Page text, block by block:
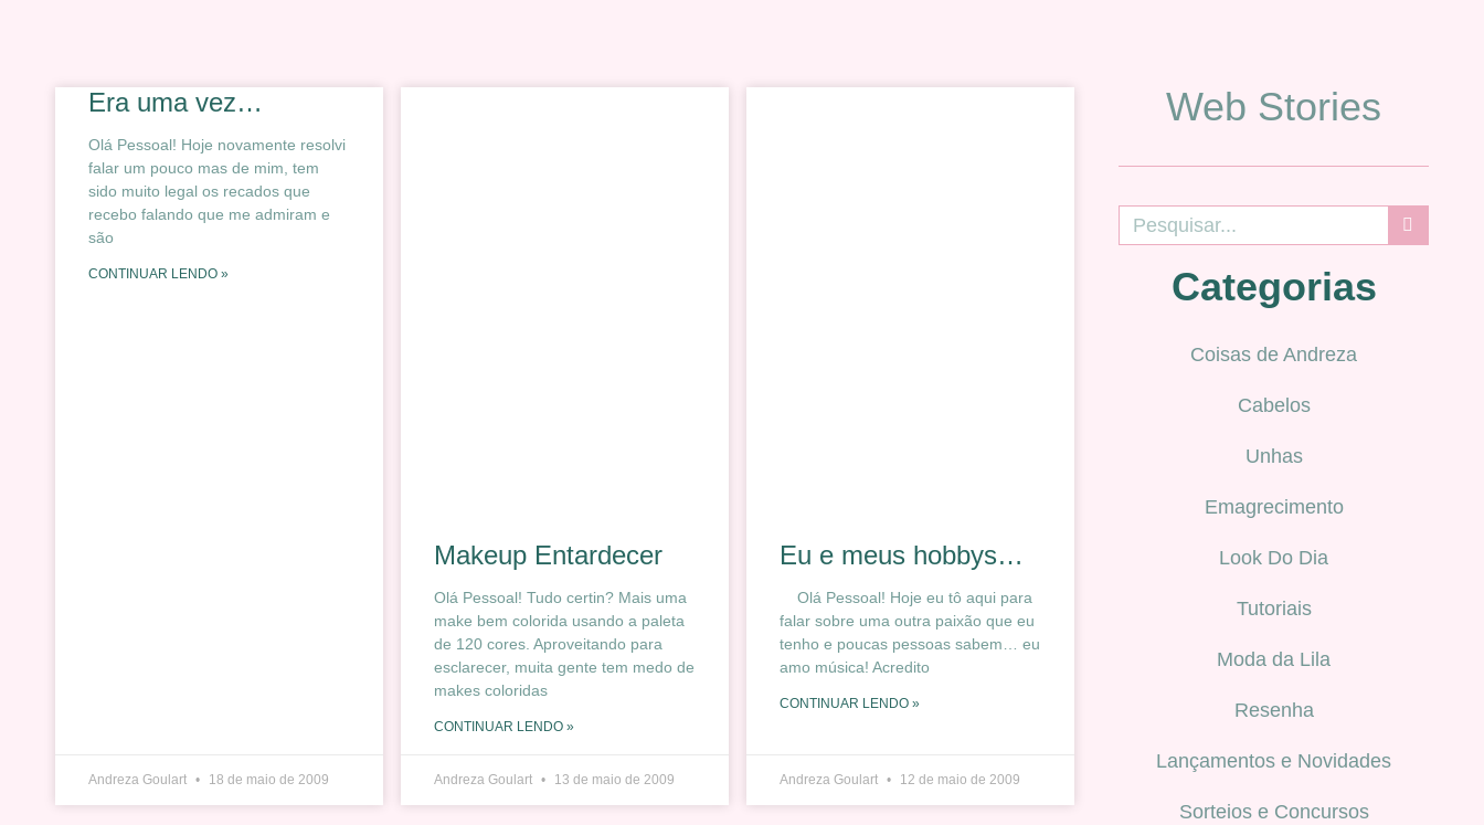
Era uma vez…
Olá Pessoal! Hoje novamente resolvi
falar um pouco mas de mim, tem
sido muito legal os recados que
recebo falando que me admiram e
são
CONTINUAR LENDO »
Andreza Goulart 18 de maio de 2009
Makeup Entardecer
Olá Pessoal! Tudo certin? Mais uma
make bem colorida usando a paleta
de 120 cores. Aproveitando para
esclarecer, muita gente tem medo de
makes coloridas
CONTINUAR LENDO »
Andreza Goulart 13 de maio de 2009
Eu e meus hobbys…
Olá Pessoal! Hoje eu tô aqui para
falar sobre uma outra paixão que eu
tenho e poucas pessoas sabem… eu
amo música! Acredito
CONTINUAR LENDO »
Andreza Goulart 12 de maio de 2009
Web Stories
Categorias
Coisas de Andreza
Cabelos
Unhas
Emagrecimento
Look Do Dia
Tutoriais
Moda da Lila
Resenha
Lançamentos e Novidades
Sorteios e Concursos